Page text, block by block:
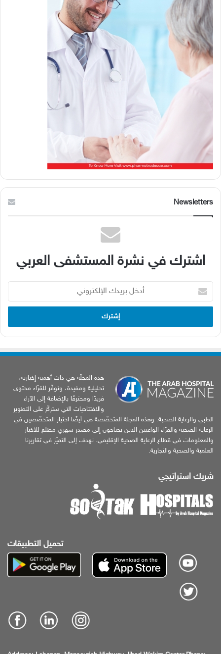
Newsletters
اشترك في نشرة المستشفى العربي
بريدك
الإلكتروني
هذه المجلّة هي ذات أهمية إخبارية،
تحليلية ومفيدة، وتوفّر للقرّاء محتوى
فريدًا ومحترفًا بالإضافة إلى الآراء
والافتتاحيات التي ستركّز على التطوير
الطبي والرعاية الصحية. وهذه المجلة المتخصّصة هي أيضًا اختيار المتخصّصين في
الرعاية الصحية والقرّاء الواعيين الذين يحتاجون إلى مصدر شهري مطلع للأخبار
والمعلومات في قطاع الرعاية الصحية الإقليمي. نهدف إلى التميّز في تقاريرنا
العلمية والصحية والتجارية.
شريك استراتيجي
تحميل التطبيقات